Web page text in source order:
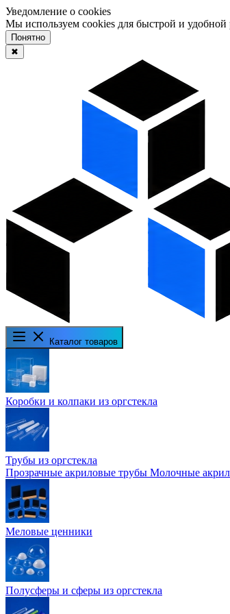
Уведомление о cookies
Мы используем cookies для быстрой и удобной
Понятно
✖
Каталог товаров
Коробки и колпаки из оргстекла
Трубы из оргстекла
Прозрачные акриловые трубы Молочные
Меловые ценники
Полусферы и сферы из оргстекла